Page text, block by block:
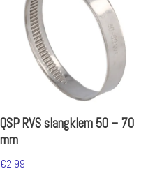
QSP RVS slangklem 50 – 70
mm
€2.99